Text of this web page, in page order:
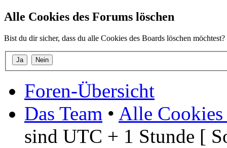
Alle Cookies des Forums löschen
Bist du dir sicher, dass du alle Cookies des Boards löschen möchtest?
Foren-Übersicht
Das Team • Alle Cookies
sind UTC + 1 Stunde [